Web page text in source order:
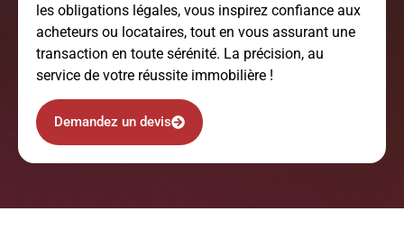
les obligations légales, vous inspirez confiance aux
acheteurs ou locataires, tout en vous assurant une
transaction en toute sérénité. La précision, au
service de votre réussite immobilière !
Demandez un devis